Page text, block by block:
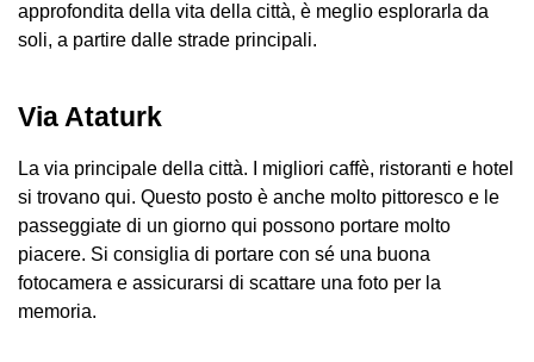
approfondita della vita della città, è meglio esplorarla da
soli, a partire dalle strade principali.
Via Ataturk
La via principale della città. I migliori caffè, ristoranti e hotel
si trovano qui. Questo posto è anche molto pittoresco e le
passeggiate di un giorno qui possono portare molto
piacere. Si consiglia di portare con sé una buona
fotocamera e assicurarsi di scattare una foto per la
memoria.